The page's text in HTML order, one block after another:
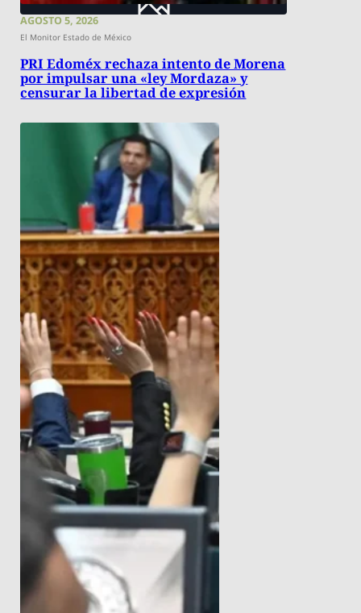
AGOSTO 5, 2026
El Monitor Estado de México
PRI Edoméx rechaza intento de Morena
por impulsar una «ley Mordaza» y
censurar la libertad de expresión